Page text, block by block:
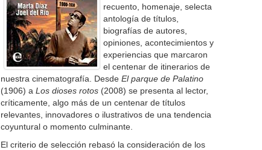
recuento, homenaje, selecta
antología de títulos,
biografías de autores,
opiniones, acontecimientos y
experiencias que marcaron
el centenar de itinerarios de
nuestra cinematografía. Desde El parque de Palatino
(1906) a Los dioses rotos (2008) se presenta al lector,
críticamente, algo más de un centenar de títulos
relevantes, innovadores o ilustrativos de una tendencia
coyuntural o momento culminante.
El criterio de selección rebasó la consideración de los